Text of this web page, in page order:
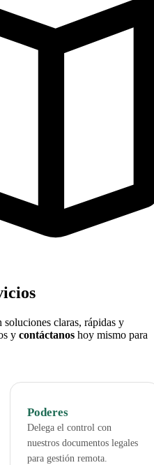
soluciones claras, rápidas y
y contáctanos hoy mismo para
Poderes
Delega el control con
nuestros documentos legales
para gestión remota.